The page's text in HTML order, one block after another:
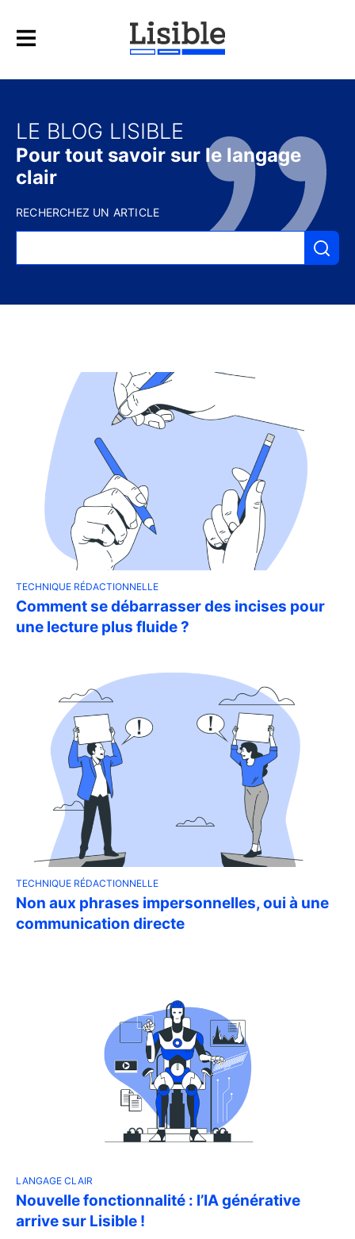
LE BLOG LISIBLE
Pour tout savoir sur le langage
clair
RECHERCHEZ UN ARTICLE
TECHNIQUE RÉDACTIONNELLE
Comment se débarrasser des incises pour
une lecture plus fluide ?
TECHNIQUE RÉDACTIONNELLE
Non aux phrases impersonnelles, oui à une
communication directe
LANGAGE CLAIR
Nouvelle fonctionnalité : l’IA générative
arrive sur Lisible !